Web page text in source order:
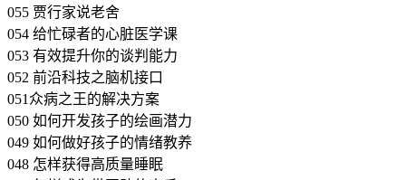
055 贾行家说老舍
054 给忙碌者的心脏医学课
053 有效提升你的谈判能力
052 前沿科技之脑机接口
051众病之王的解决方案
050 如何开发孩子的绘画潜力
049 如何做好孩子的情绪教养
048 怎样获得高质量睡眠